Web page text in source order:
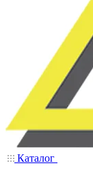
Каталог